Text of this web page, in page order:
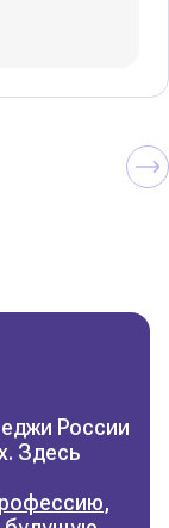
России
Здесь
,